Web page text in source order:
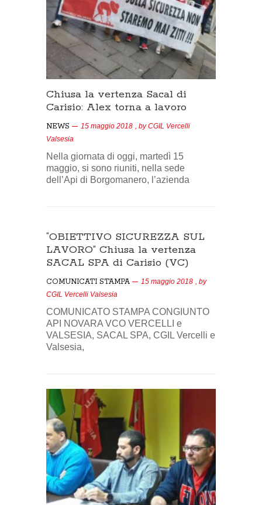
Chiusa la vertenza Sacal di
Carisio: Alex torna a lavoro
NEWS 15 maggio 2018 , byCGIL Vercelli
Valsesia
Nella giornata di oggi, martedì 15
maggio, si sono riuniti, nella sede
dell’Api di Borgomanero, l’azienda
“OBIETTIVO SICUREZZA SUL
LAVORO” Chiusa la vertenza
SACAL SPA di Carisio (VC)
COMUNICATI STAMPA 15 maggio 2018
, by
CGIL Vercelli Valsesia
COMUNICATO STAMPA CONGIUNTO
API NOVARA VCO VERCELLI e
VALSESIA, SACAL SPA, CGIL Vercelli e
Valsesia,